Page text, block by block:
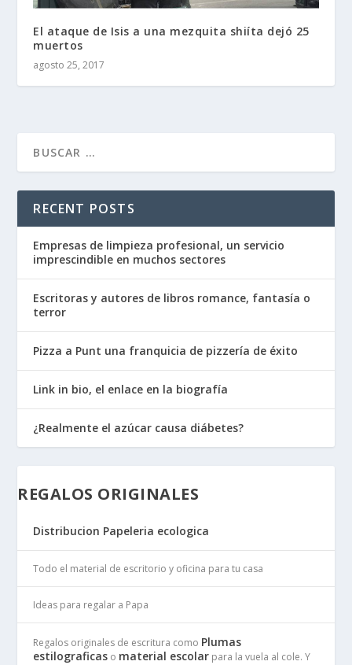
El ataque de Isis a una mezquita shiíta dejó 25
muertos
agosto 25, 2017
RECENT POSTS
Empresas de limpieza profesional, un servicio
imprescindible en muchos sectores
Escritoras y autores de libros romance, fantasía o
terror
Pizza a Punt una franquicia de pizzería de éxito
Link in bio, el enlace en la biografía
¿Realmente el azúcar causa diábetes?
REGALOS ORIGINALES
Distribucion Papeleria ecologica
Todo el material de escritorio y oficina para tu casa
Ideas para regalar a Papa
Regalos originales de escritura como Plumas
estilograficas o material escolar para la vuela al cole. Y